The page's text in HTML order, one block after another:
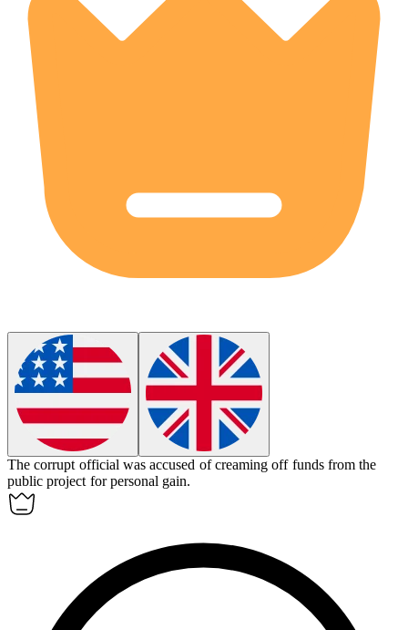
The corrupt official was accused ofcreaming off funds from the
public project for personal gain.